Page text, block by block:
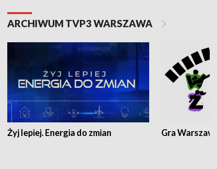
ARCHIWUM TVP3 WARSZAWA
Żyj lepiej. Energia do zmian Gra